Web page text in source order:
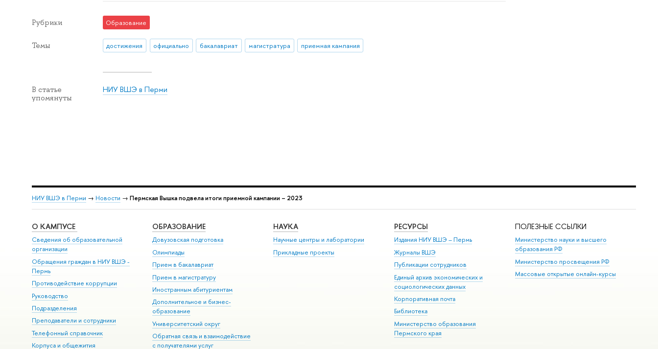
Рубрики Образование
Темы достижения официально бакалавриат магистратура приемная кампания
В статье
упомянуты
НИУ ВШЭ в Перми
НИУ ВШЭ в Перми → Новости → Пермская Вышка подвела итоги приемной кампании – 2023
О КАМПУСЕ
Сведения об образовательной
организации
Обращения граждан в НИУ ВШЭ -
Пермь
Противодействие коррупции
Руководство
Подразделения
Преподаватели и сотрудники
Телефонный справочник
Корпуса и общежития
ОБРАЗОВАНИЕ
Довузовская подготовка
Олимпиады
Прием в бакалавриат
Прием в магистратуру
Иностранным абитуриентам
Дополнительное и бизнес-
образование
Университетский округ
Обратная связь и взаимодействие
с получателями услуг
НАУКА
Научные центры и лаборатории
Прикладные проекты
РЕСУРСЫ
Издания НИУ ВШЭ ­– Пермь
Журналы ВШЭ
Публикации сотрудников
Единый архив экономических и
социологических данных
Корпоративная почта
Библиотека
Министерство образования
Пермского края
ПОЛЕЗНЫЕ ССЫЛКИ
Министерство науки и высшего
образования РФ
Министерство просвещения РФ
Массовые открытые онлайн-курсы